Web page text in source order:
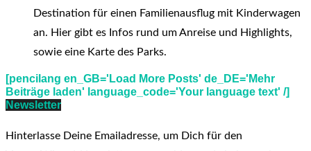
Destination für einen Familienausflug mit Kinderwagen
an. Hier gibt es Infos rund um Anreise und Highlights,
sowie eine Karte des Parks.
[pencilang en_GB='Load More Posts' de_DE='Mehr
Beiträge laden' language_code='Your language text' /]
Newsletter
Hinterlasse Deine Emailadresse, um Dich für den